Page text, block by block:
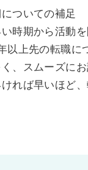
ついての補足
時期から活動
以上先の転職に
、スムーズに
れば早いほど